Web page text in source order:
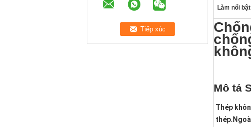
Làm nổi
Mô tả
Thép